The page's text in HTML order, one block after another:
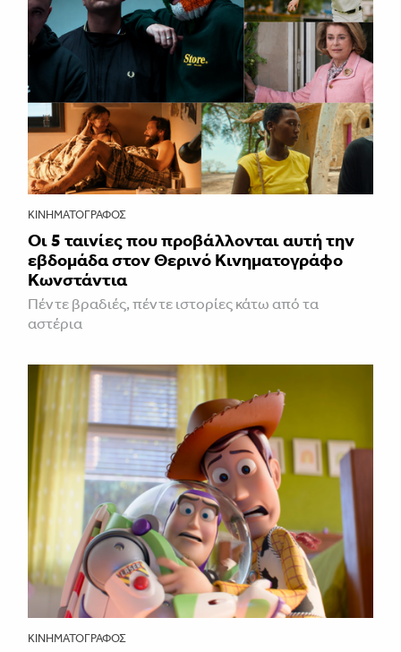
ΚΙΝΗΜΑΤΟΓΡΆΦΟΣ
Οι 5 ταινίες που προβάλλονται αυτή την
εβδομάδα στον Θερινό Κινηματογράφο
Κωνστάντια
Πέντε βραδιές, πέντε ιστορίες κάτω από τα
αστέρια
ΚΙΝΗΜΑΤΟΓΡΆΦΟΣ